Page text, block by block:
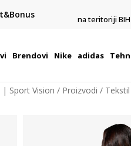
na teritoriji
Brendovi Nike adidas
| Sport Vision Proizvodi Tekstil